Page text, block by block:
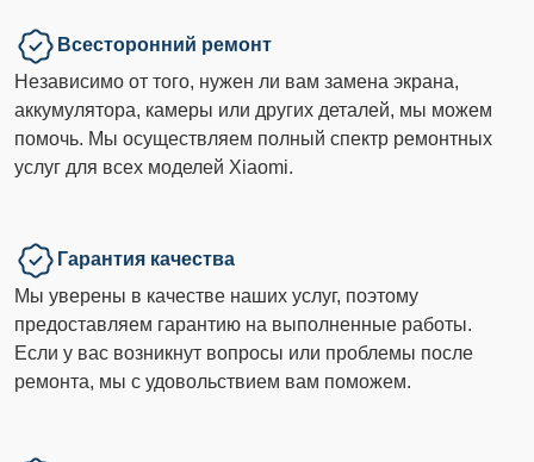
Всесторонний ремонт
Независимо от того, нужен ли вам замена экрана,
аккумулятора, камеры или других деталей, мы можем
помочь. Мы осуществляем полный спектр ремонтных
услуг для всех моделей Xiaomi.
Гарантия качества
Мы уверены в качестве наших услуг, поэтому
предоставляем гарантию на выполненные работы.
Если у вас возникнут вопросы или проблемы после
ремонта, мы с удовольствием вам поможем.